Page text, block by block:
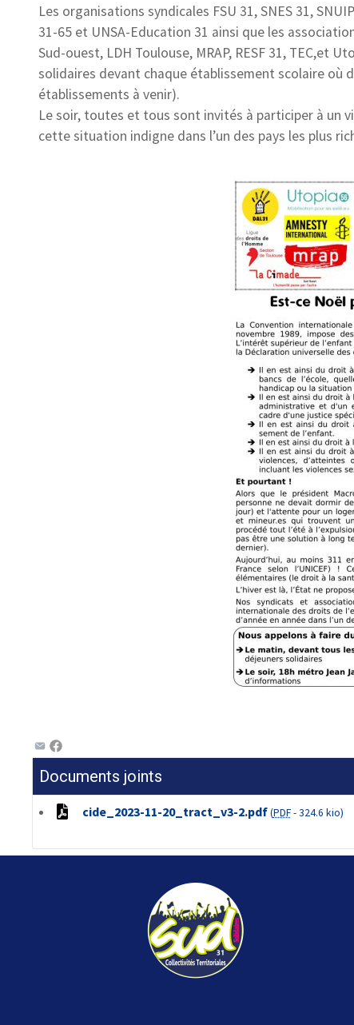
Les organisations syndicales FSU 31, SNES 31,
31-65 et UNSA-Education 31 ainsi que les
Sud-ouest, LDH Toulouse, MRAP, RESF 31, TEC,et
solidaires devant chaque établissement scolaire où
établissements à venir).
Le soir, toutes et tous sont invités à participer à un
cette situation indigne dans l’un des pays les plus
Documents joints
cide_2023-11-20_tract_v3-2.pdf(PDF-324.6 kio)